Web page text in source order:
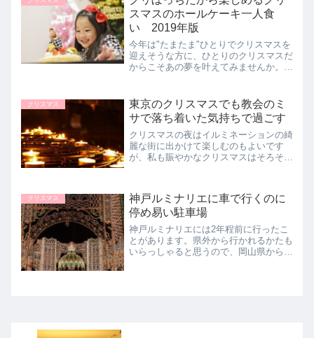
ニークな罰ゲームで、みんなの笑顔を引
き出しましょう。
スマスのホールケーキ一人食
い 2019年版
今年は"たまたま"ひとりでクリスマスを
迎えそうな方に、ひとりのクリスマスだ
からこそあの夢を叶えてみませんか。そ
お一人様でもOKなクリスマスケーキを
ご紹介します。
クリスマス
東京のクリスマスでも教会のミ
サで落ち着いた気持ちで過ごす
クリスマスの夜はイルミネーションの綺
麗な街に出かけて楽しむのもよいです
が、私も賑やかなクリスマスはそろそろ
スマスミサです。教会のミサは誰でも参
加できるものなのでしょうか...
クリスマス
神戸ルミナリエに車で行くのに
停め易い駐車場
神戸ルミナリエには2年程前に行ったこ
とがあります。県外から行かれるかたも
いらっしゃると思うので、岡山県から車